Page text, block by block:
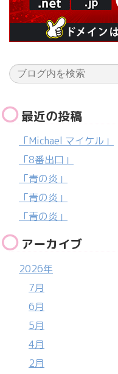
最近の投稿
「Michael マイケル」
「8番出口」
「青の炎」
「青の炎」
「青の炎」
アーカイブ
2026年
7月
6月
5月
4月
2月